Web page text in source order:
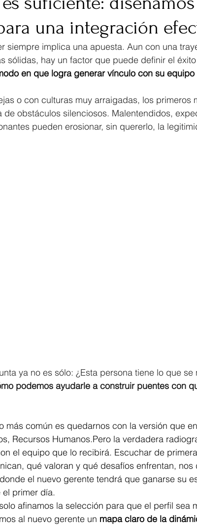
una integración
siempre implica una apuesta. Aun con una
sólidas, hay un factor que puede definir el
en que logra generar vínculo con su
o con culturas muy arraigadas, los primeros
de obstáculos silenciosos. Malentendidos,
pueden erosionar, sin quererlo, la
ya no es sólo: ¿Esta persona tiene lo que se
podemos ayudarle a construir puentes con
más común es quedarnos con la versión que
Recursos Humanos.Pero la verdadera
el equipo que lo recibirá. Escuchar de
qué valoran y qué desafíos enfrentan, nos
el nuevo gerente tendrá que ganarse su
primer día.
afinamos la selección para que el perfil sea
al nuevo gerente un mapa claro de la